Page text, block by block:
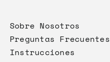
Sobre Nosotros
Preguntas Frecuentes
Instrucciones